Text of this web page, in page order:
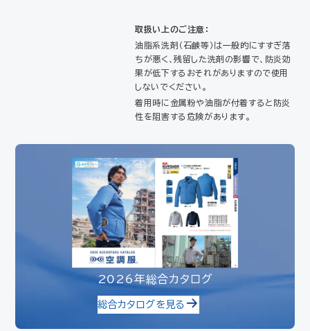
取扱い上のご注意：
油脂系洗剤（石鹸等）は一般的にすすぎ落
ちが悪く、残留した洗剤の影響で、防炎効
果が低下するおそれがありますので使用
しないでください。
着用時に金属粉や油脂が付着すると防炎
性を阻害する危険があります。
2026年総合カタログ
総合カタログを見る